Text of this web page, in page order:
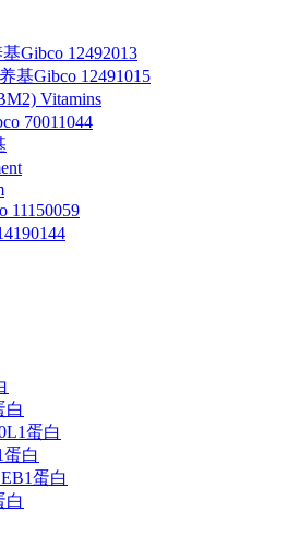
Gibco 12492013
基Gibco 12491015
Vitamins
70011044
11150059
白
蛋白
白
蛋白
白